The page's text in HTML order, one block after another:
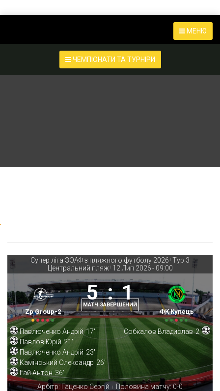
МЕНЮ
ЧЕМПІОНАТИ ТА ТУРНІРИ
Супер ліга ЗОАФ з пляжного футболу 2026 | Тур 3
Центральний пляж | 12 Лип 2026- 09:00
Zp Group-2
5 : 1
МАТЧ ЗАВЕРШЕНИЙ
ФК Купець
Павлюченко Андрій 17'
Павлов Юрій 21'
Павлюченко Андрій 23'
Камінський Олександр 26'
Гай Антон 36'
Собкалов Владислав 2'
Арбітр: Гаценко Сергій | Половина матчу: 0-0